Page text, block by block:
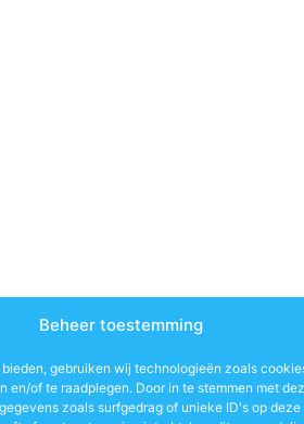
Beheer toestemming
gebruiken wij technologieën zoals
en/of te raadplegen. Door in te stemmen met
zoals surfgedrag of unieke ID's op